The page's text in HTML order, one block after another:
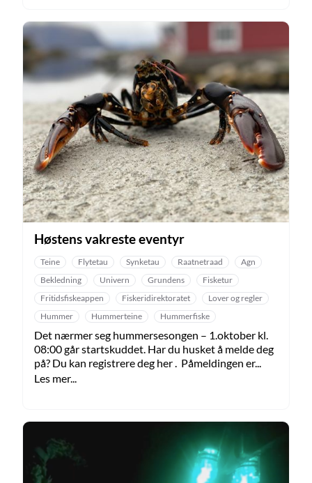
Høstens vakreste eventyr
Teine Flytetau Synketau Raatnetraad
Agn
Bekledning
Univern Grundens
Fisketur
Fritidsfiskeappen
Fiskeridirektoratet
Lover og regler
Hummer
Hummerteine Hummerfiske
Det nærmer seg hummersesongen – 1.oktober kl.
08:00 går startskuddet. Har du husket å melde deg
på? Du kan registrere deg her . Påmeldingen er...
Les mer...